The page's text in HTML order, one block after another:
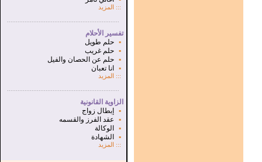
:::
المزيد
تفسير الأحلام
▪
حلم طويل
▪
حلم غريب
▪
حلم عن الحصان والفيل
▪
انا تعبان
:::
المزيد
الزاوية القانونية
▪
إبطال زواج
▪
عقد الفرز والقسمه
▪
الوكالة
▪
الشهادة
::: المزيد